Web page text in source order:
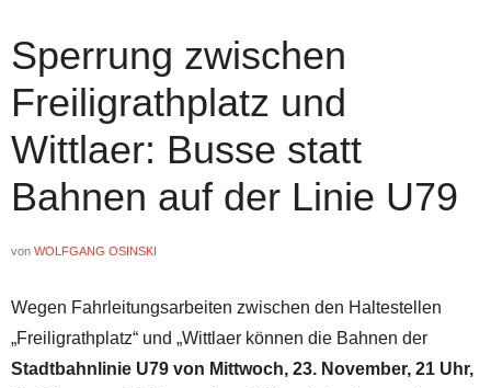
Sperrung zwischen
Freiligrathplatz und
Wittlaer: Busse statt
Bahnen auf der Linie U79
von WOLFGANG OSINSKI
Wegen Fahrleitungsarbeiten zwischen den Haltestellen
„Freiligrathplatz“ und „Wittlaer können die Bahnen der
Stadtbahnlinie U79 von Mittwoch, 23. November, 21 Uhr,